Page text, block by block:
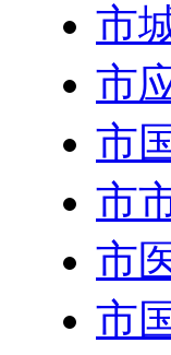
市
市
市
市
市
市